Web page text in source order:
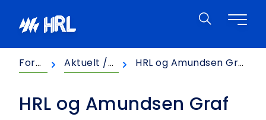
Forsiden HRL Aktuelt / nyheter HRL og Amundsen Graf blir ett selskap
HRL og Amundsen Graf